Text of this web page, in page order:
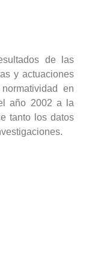
de las
y actuaciones
en
año 2002 a la
tanto los datos